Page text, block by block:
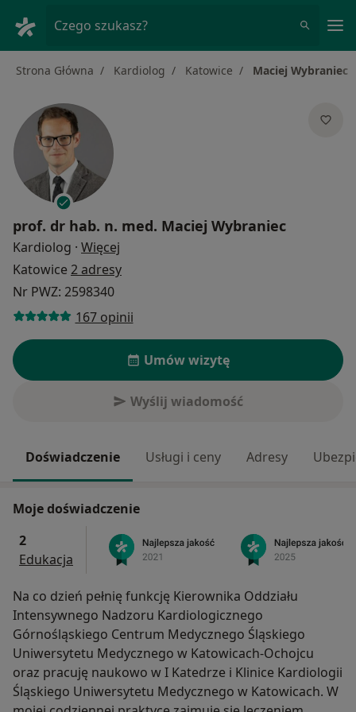
Czego szukasz?
Strona Główna Kardiolog Katowice Maciej Wybraniec
prof. dr hab. n. med. Maciej Wybraniec
Kardiolog · Więcej
Katowice 2 adresy
Nr PWZ: 2598340
167 opinii
Umów wizytę
Wyślij wiadomość
Doświadczenie Usługi i ceny Adresy
Moje doświadczenie
2
Edukacja
Na co dzień pełnię funkcję Kierownika Oddziału
Intensywnego Nadzoru Kardiologicznego
Górnośląskiego Centrum Medycznego Śląskiego
Uniwersytetu Medycznego w Katowicach-Ochojcu
oraz pracuję naukowo w I Katedrze i Klinice Kardiologii
Śląskiego Uniwersytetu Medycznego w Katowicach. W